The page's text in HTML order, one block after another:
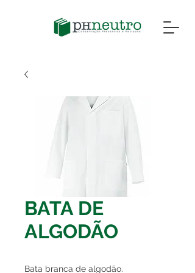
BATA DE
ALGODÃO
Bata branca de algodão.